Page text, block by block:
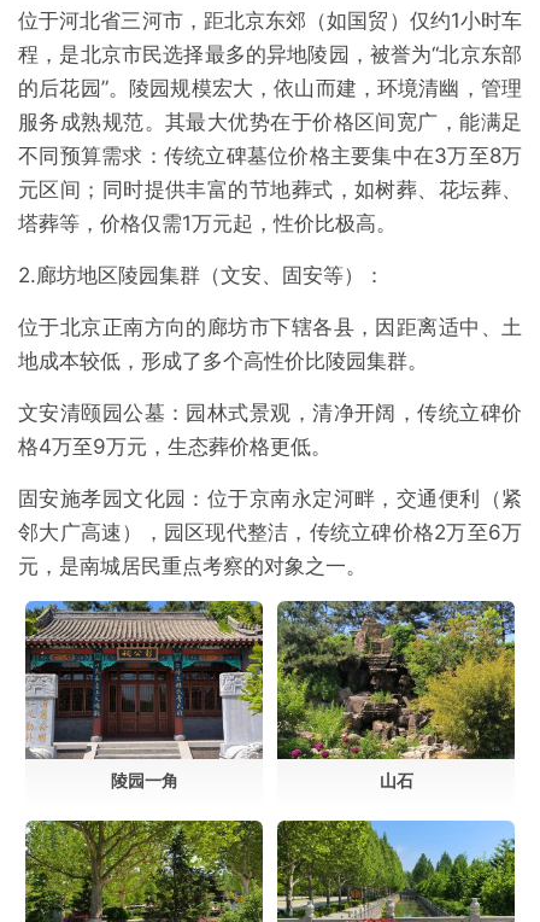
位于河北省三河市，距北京东郊（如国贸）仅约1小时车
程，是北京市民选择最多的异地陵园，被誉为“北京东部
的后花园”。陵园规模宏大，依山而建，环境清幽，管理
服务成熟规范。其最大优势在于价格区间宽广，能满足
不同预算需求：传统立碑墓位价格主要集中在3万至8万
元区间；同时提供丰富的节地葬式，如树葬、花坛葬、
塔葬等，价格仅需1万元起，性价比极高。
2.廊坊地区陵园集群（文安、固安等）：
位于北京正南方向的廊坊市下辖各县，因距离适中、土
地成本较低，形成了多个高性价比陵园集群。
文安清颐园公墓：园林式景观，清净开阔，传统立碑价
格4万至9万元，生态葬价格更低。
固安施孝园文化园：位于京南永定河畔，交通便利（紧
邻大广高速），园区现代整洁，传统立碑价格2万至6万
元，是南城居民重点考察的对象之一。
陵园一角 山石